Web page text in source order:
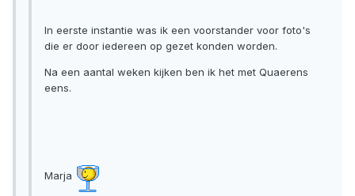
In eerste instantie was ik een voorstander voor foto's
die er door iedereen op gezet konden worden.
Na een aantal weken kijken ben ik het met Quaerens
eens.
Marja